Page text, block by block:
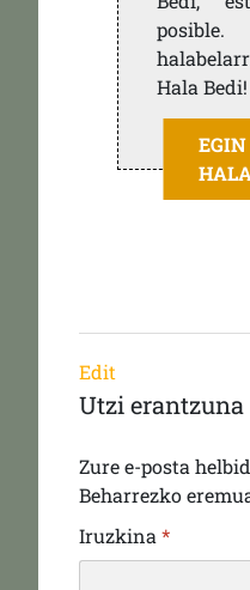
Hala Bedi!
Edit
Utzi erantzuna
Zure e-posta
Beharrezko
Iruzkina *